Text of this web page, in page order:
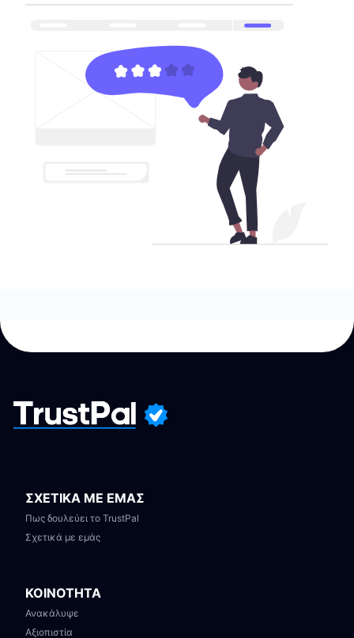
ΣΧΕΤΙΚΑ ΜΕ ΕΜΑΣ
Πως δουλεύει το TrustPal
Σχετικά με εμάς
ΚΟΙΝΟΤΗΤΑ
Ανακάλυψε
Αξιοπιστία